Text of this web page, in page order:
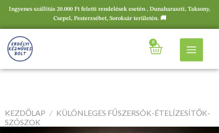
Ingyenes szállítás 20.000 Ft feletti rendelések esetén , Dunaharaszti, Taksony,
Csepel, Pesterzsébet, Soroksár területén. 🚚
0
KEZDŐLAP / KÜLÖNLEGES FŰSZERSÓK-ÉTELÍZESÍTŐK-
SZÓSZOK